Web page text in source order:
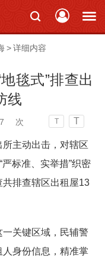
>详细内容
毯式”排查出
线
次 T T
主动出击，对辖区
严标准、实举措”织密
排查辖区出租屋13
关键区域，民辅警
身份信息，精准掌